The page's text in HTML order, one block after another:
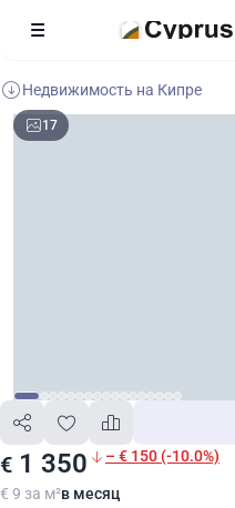
Недвижимость на Кипре
17
€ 1 350 – € 150 (-10.0%)
€ 9 за м²в месяц